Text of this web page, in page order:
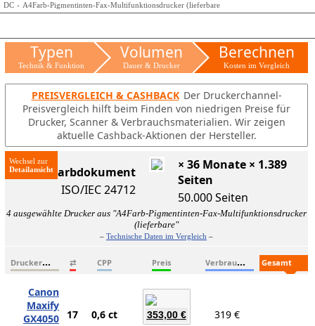
DC A4Farb-Pigmentinten-Fax-Multifunktionsdrucker (lieferbare
Typen
Technik & Funktion
Volumen
Dauer & Drucker
Berechnen
Kosten im Vergleich
PREISVERGLEICH & CASHBACK Der Druckerchannel-
Preisvergleich hilft beim Finden von niedrigen Preise für
Drucker, Scanner & Verbrauchsmaterialien. Wir zeigen
aktuelle Cashback-Aktionen der Hersteller.
Wechsel zur
ISO-Farbdokument
ISO/IEC 24712
× 36 Monate × 1.389
Seiten
50.000 Seiten
4 ausgewählte Drucker aus "A4Farb-Pigmentinten-Fax-Multifunktionsdrucker
(lieferbare"
– Technische Daten im Vergleich –
D
ruckername ⇄ CPP Preis V
erbrauchsmaterialien
Canon
Maxify
GX4050
17 0,6 ct 353,00 € 319 €